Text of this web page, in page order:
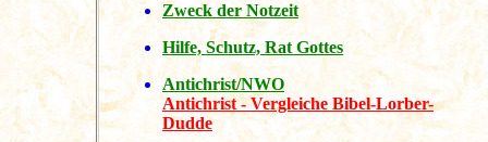
Zweck der Notzeit
Hilfe, Schutz, Rat Gottes
Antichrist/NWO
Antichrist - Vergleiche Bibel-Lorber-
Dudde